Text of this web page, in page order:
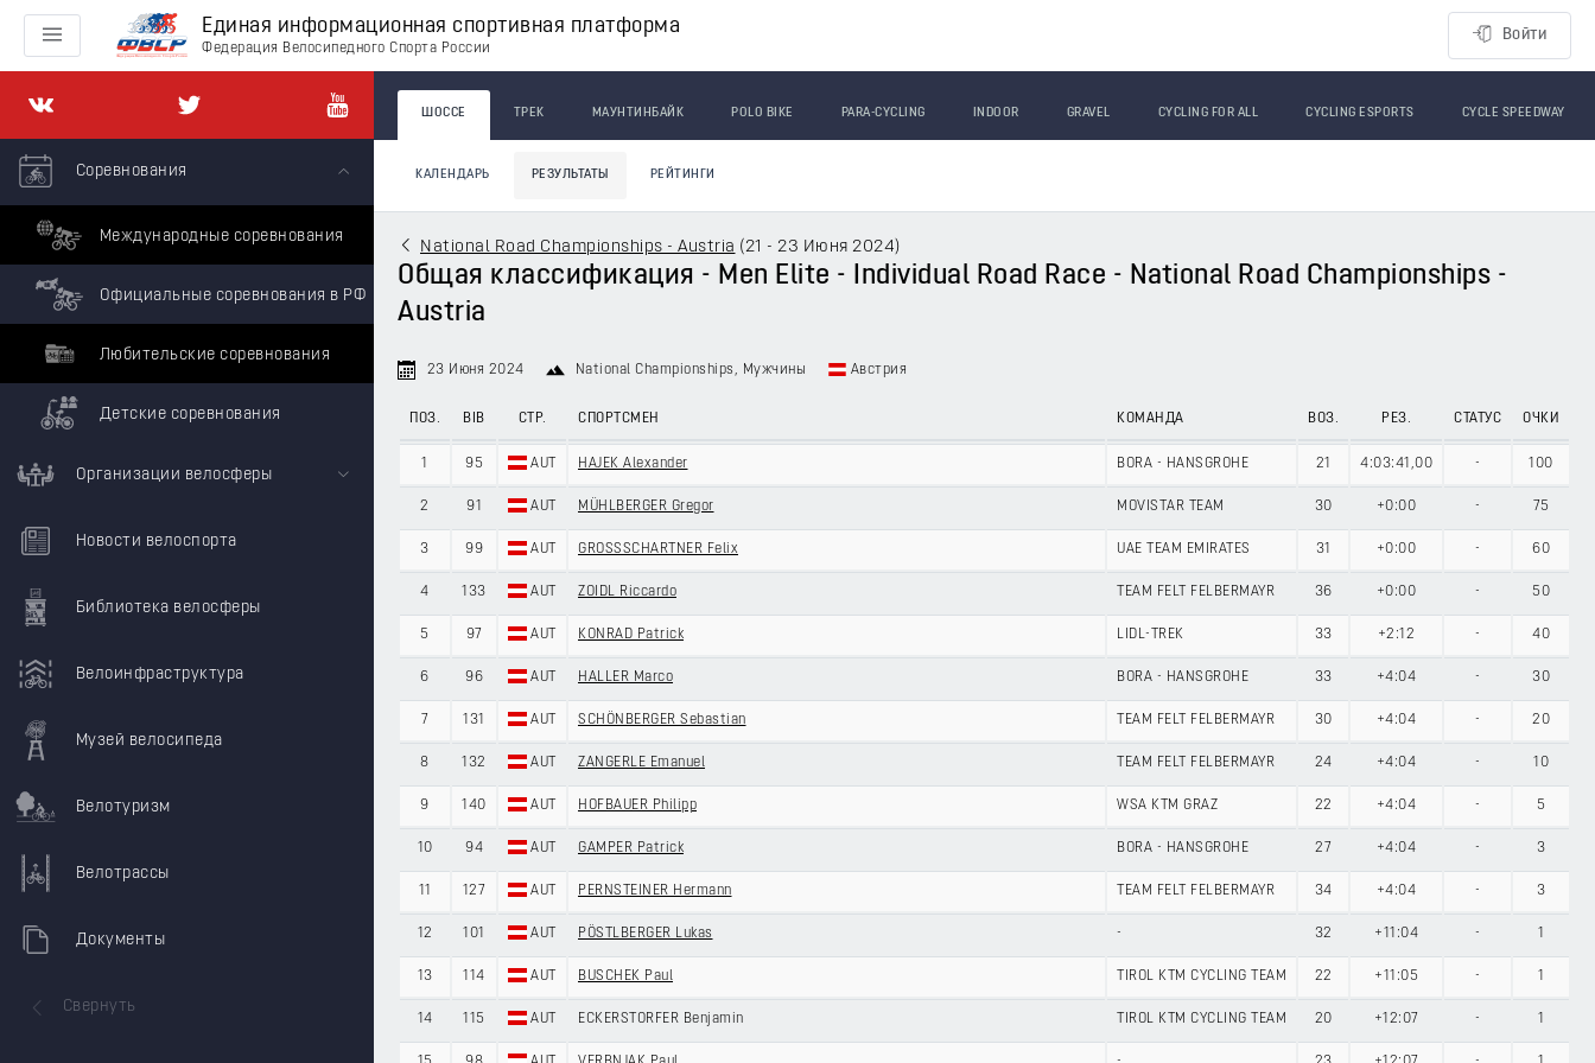
Единая информационная спортивная платформа
Федерация Велосипедного Спорта России
Войти
Соревнования
Международные соревнования
Официальные соревнования в РФ
Любительские соревнования
Детские соревнования
Организации велосферы
Новости велоспорта
Библиотека велосферы
Велоинфраструктура
Музей велосипеда
Велотуризм
Велотрассы
Документы
Свернуть
ШОССЕ ТРЕК МАУНТИНБАЙК POLO BIKE PARA-CYCLING INDOOR GRAVEL CYCLING FOR ALL CYCLING ESPORTS CYCLE SPEEDWAY
КАЛЕНДАРЬ РЕЗУЛЬТАТЫ РЕЙТИНГИ
National Road Championships - Austria (21 - 23 Июня 2024)
Общая классификация - Men Elite - Individual Road Race - National Road Championships -
Austria
23 Июня 2024 National Championships , Мужчины Австрия
ПОЗ. BIB СТР. СПОРТСМЕН КОМАНДА ВОЗ. РЕЗ. СТАТУС ОЧКИ
1 95 AUT HAJEK Alexander BORA - HANSGROHE 21 4:03:41,00 - 100
2 91 AUT MÜHLBERGER Gregor MOVISTAR TEAM 30 +0:00 - 75
3 99 AUT GROSSSCHARTNER Felix UAE TEAM EMIRATES 31 +0:00 - 60
4 133 AUT ZOIDL Riccardo TEAM FELT FELBERMAYR 36 +0:00 - 50
5 97 AUT KONRAD Patrick LIDL-TREK 33 +2:12 - 40
6 96 AUT HALLER Marco BORA - HANSGROHE 33 +4:04 - 30
7 131 AUT SCHÖNBERGER Sebastian TEAM FELT FELBERMAYR 30 +4:04 - 20
8 132 AUT ZANGERLE Emanuel TEAM FELT FELBERMAYR 24 +4:04 - 10
9 140 AUT HOFBAUER Philipp WSA KTM GRAZ 22 +4:04 - 5
10 94 AUT GAMPER Patrick BORA - HANSGROHE 27 +4:04 - 3
11 127 AUT PERNSTEINER Hermann TEAM FELT FELBERMAYR 34 +4:04 - 3
12 101 AUT PÖSTLBERGER Lukas - 32 +11:04 - 1
13 114 AUT BUSCHEK Paul TIROL KTM CYCLING TEAM 22 +11:05 - 1
14 115 AUT ECKERSTORFER Benjamin TIROL KTM CYCLING TEAM 20 +12:07 - 1